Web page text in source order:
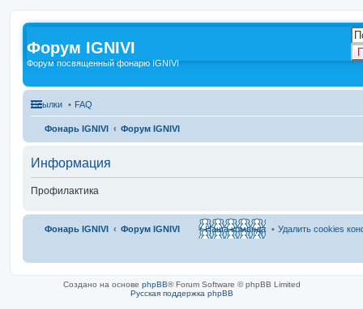
Форум IGNIVI
Форум посвященный фонарю IGNIVI
Ссылки FAQ
Фонарь IGNIVI Форум IGNIVI
Информация
Профилактика
Фонарь IGNIVI Форум IGNIVI Удалить cookies
Наша команда
Создано на основе phpBB® Forum Software © phpBB Limited
Русская поддержка phpBB